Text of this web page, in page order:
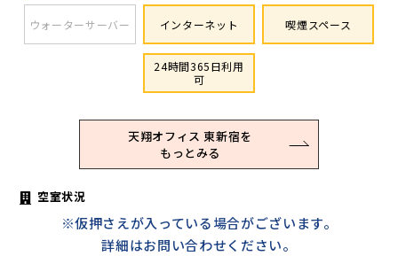
ウォーターサーバー インターネット 喫煙スペース
24時間365日利用
可
天翔オフィス 東新宿を
もっとみる
空室状況
※仮押さえが入っている場合がございます。
詳細はお問い合わせください。